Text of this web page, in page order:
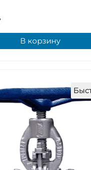
В корзину